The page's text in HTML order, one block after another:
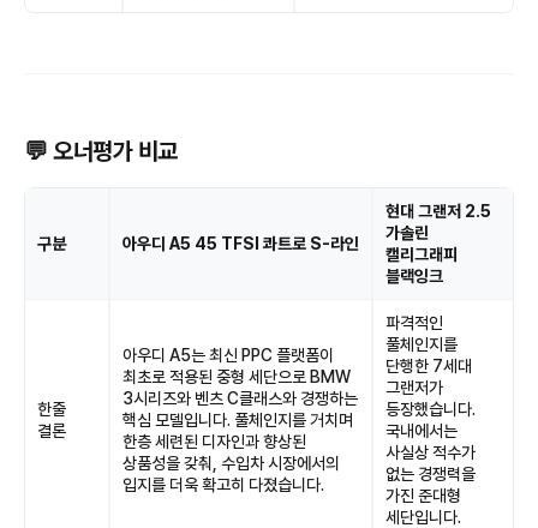
💬 오너평가 비교
구분 아우디 A5 45 TFSI 콰트로 S-라인
현대 그랜저 2.5
가솔린
캘리그래피
블랙잉크
한줄
결론
아우디 A5는 최신 PPC 플랫폼이
최초로 적용된 중형 세단으로 BMW
3시리즈와 벤츠 C클래스와 경쟁하는
핵심 모델입니다. 풀체인지를 거치며
한층 세련된 디자인과 향상된
상품성을 갖춰, 수입차 시장에서의
입지를 더욱 확고히 다졌습니다.
파격적인
풀체인지를
단행한 7세대
그랜저가
등장했습니다.
국내에서는
사실상 적수가
없는 경쟁력을
가진 준대형
세단입니다.